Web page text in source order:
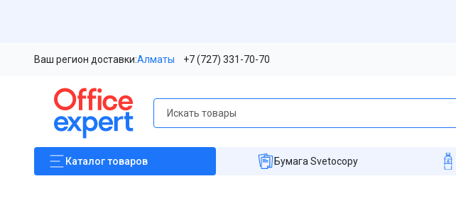
Ваш регион доставки:Алматы +7 (727) 331-70-70
Каталогтоваров Бумага Svetocopy